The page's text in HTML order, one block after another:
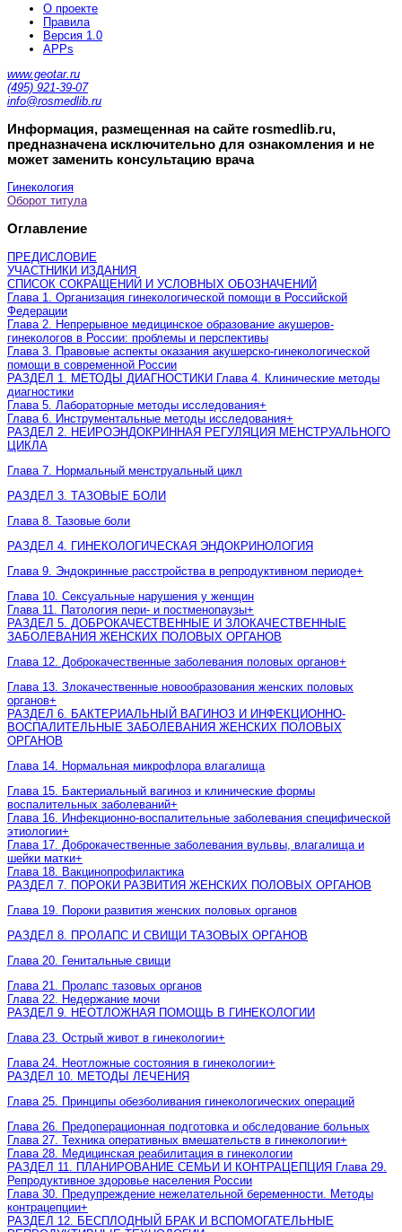
О проекте
Правила
Версия 1.0
APPs
www.geotar.ru
(495) 921-39-07
info@rosmedlib.ru
Информация, размещенная на сайте rosmedlib.ru,
предназначена исключительно для ознакомления и не
может заменить консультацию врача
Гинекология
Оборот титула
Оглавление
ПРЕДИСЛОВИЕ
УЧАСТНИКИ ИЗДАНИЯ
СПИСОК СОКРАЩЕНИЙ И УСЛОВНЫХ ОБОЗНАЧЕНИЙ
Глава 1. Организация гинекологической помощи в Российской
Федерации
Глава 2. Непрерывное медицинское образование акушеров-
гинекологов в России: проблемы и перспективы
Глава 3. Правовые аспекты оказания акушерско-гинекологической
помощи в современной России
РАЗДЕЛ 1. МЕТОДЫ ДИАГНОСТИКИ Глава 4. Клинические методы
диагностики
Глава 5. Лабораторные методы исследования+
Глава 6. Инструментальные методы исследования+
РАЗДЕЛ 2. НЕИРОЭНДОКРИННАЯ РЕГУЛЯЦИЯ МЕНСТРУАЛЬНОГО
ЦИКЛА
Глава 7. Нормальный менструальный цикл
РАЗДЕЛ 3. ТАЗОВЫЕ БОЛИ
Глава 8. Тазовые боли
РАЗДЕЛ 4. ГИНЕКОЛОГИЧЕСКАЯ ЭНДОКРИНОЛОГИЯ
Глава 9. Эндокринные расстройства в репродуктивном периоде+
Глава 10. Сексуальные нарушения у женщин
Глава 11. Патология пери- и постменопаузы+
РАЗДЕЛ 5. ДОБРОКАЧЕСТВЕННЫЕ И ЗЛОКАЧЕСТВЕННЫЕ
ЗАБОЛЕВАНИЯ ЖЕНСКИХ ПОЛОВЫХ ОРГАНОВ
Глава 12. Доброкачественные заболевания половых органов+
Глава 13. Злокачественные новообразования женских половых
органов+
РАЗДЕЛ 6. БАКТЕРИАЛЬНЫЙ ВАГИНОЗ И ИНФЕКЦИОННО-
ВОСПАЛИТЕЛЬНЫЕ ЗАБОЛЕВАНИЯ ЖЕНСКИХ ПОЛОВЫХ
ОРГАНОВ
Глава 14. Нормальная микрофлора влагалища
Глава 15. Бактериальный вагиноз и клинические формы
воспалительных заболеваний+
Глава 16. Инфекционно-воспалительные заболевания специфической
этиологии+
Глава 17. Доброкачественные заболевания вульвы, влагалища и
шейки матки+
Глава 18. Вакцинопрофилактика
РАЗДЕЛ 7. ПОРОКИ РАЗВИТИЯ ЖЕНСКИХ ПОЛОВЫХ ОРГАНОВ
Глава 19. Пороки развития женских половых органов
РАЗДЕЛ 8. ПРОЛАПС И СВИЩИ ТАЗОВЫХ ОРГАНОВ
Глава 20. Генитальные свищи
Глава 21. Пролапс тазовых органов
Глава 22. Недержание мочи
РАЗДЕЛ 9. НЕОТЛОЖНАЯ ПОМОЩЬ В ГИНЕКОЛОГИИ
Глава 23. Острый живот в гинекологии+
Глава 24. Неотложные состояния в гинекологии+
РАЗДЕЛ 10. МЕТОДЫ ЛЕЧЕНИЯ
Глава 25. Принципы обезболивания гинекологических операций
Глава 26. Предоперационная подготовка и обследование больных
Глава 27. Техника оперативных вмешательств в гинекологии+
Глава 28. Медицинская реабилитация в гинекологии
РАЗДЕЛ 11. ПЛАНИРОВАНИЕ СЕМЬИ И КОНТРАЦЕПЦИЯ Глава 29.
Репродуктивное здоровье населения России
Глава 30. Предупреждение нежелательной беременности. Методы
контрацепции+
РАЗДЕЛ 12. БЕСПЛОДНЫЙ БРАК И ВСПОМОГАТЕЛЬНЫЕ